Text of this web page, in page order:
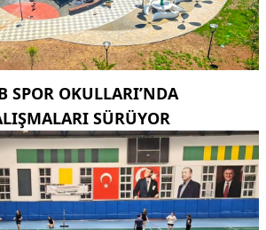
SPOR OKULLARI’NDA
SÜRÜYOR